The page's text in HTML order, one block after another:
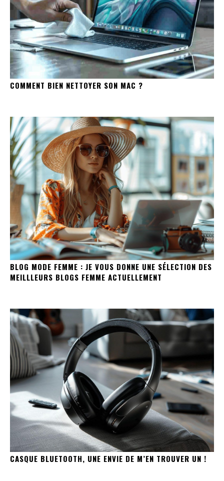
COMMENT BIEN NETTOYER SON MAC ?
BLOG MODE FEMME : JE VOUS DONNE UNE SÉLECTION DES
MEILLLEURS BLOGS FEMME ACTUELLEMENT
CASQUE BLUETOOTH, UNE ENVIE DE M’EN TROUVER UN !